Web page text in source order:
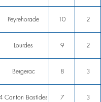
Peyrehorade 10 2
Lourdes 9 2
Bergerac 8 3
Canton Bastides 7 3